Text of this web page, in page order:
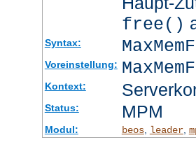
free()
Syntax:
Voreinstellung:
Kontext:
Status: MPM
Modul: beos, leader,